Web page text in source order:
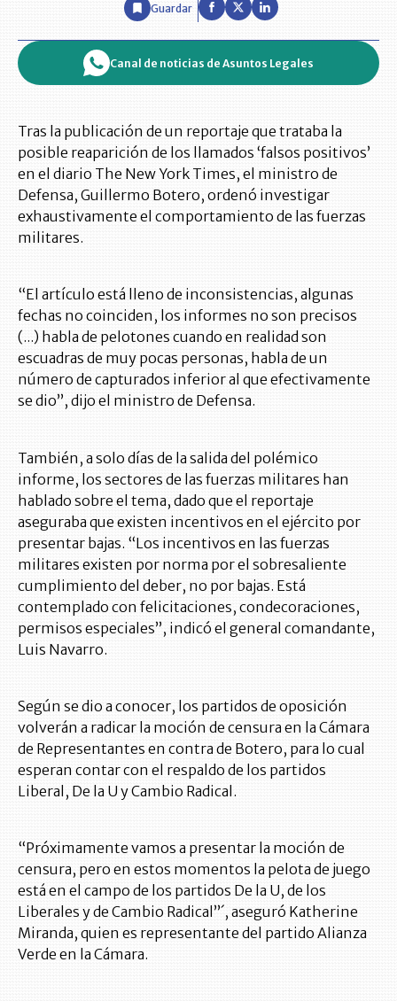
Guardar
Canal de noticias de Asuntos Legales
Tras la publicación de un reportaje que trataba la
posible reaparición de los llamados ‘falsos positivos’
en el diario The New York Times, el ministro de
Defensa, Guillermo Botero, ordenó investigar
exhaustivamente el comportamiento de las fuerzas
militares.
“El artículo está lleno de inconsistencias, algunas
fechas no coinciden, los informes no son precisos
(...) habla de pelotones cuando en realidad son
escuadras de muy pocas personas, habla de un
número de capturados inferior al que efectivamente
se dio”, dijo el ministro de Defensa.
También, a solo días de la salida del polémico
informe, los sectores de las fuerzas militares han
hablado sobre el tema, dado que el reportaje
aseguraba que existen incentivos en el ejército por
presentar bajas. “Los incentivos en las fuerzas
militares existen por norma por el sobresaliente
cumplimiento del deber, no por bajas. Está
contemplado con felicitaciones, condecoraciones,
permisos especiales”, indicó el general comandante,
Luis Navarro.
Según se dio a conocer, los partidos de oposición
volverán a radicar la moción de censura en la Cámara
de Representantes en contra de Botero, para lo cual
esperan contar con el respaldo de los partidos
Liberal, De la U y Cambio Radical.
“Próximamente vamos a presentar la moción de
censura, pero en estos momentos la pelota de juego
está en el campo de los partidos De la U, de los
Liberales y de Cambio Radical”´, aseguró Katherine
Miranda, quien es representante del partido Alianza
Verde en la Cámara.